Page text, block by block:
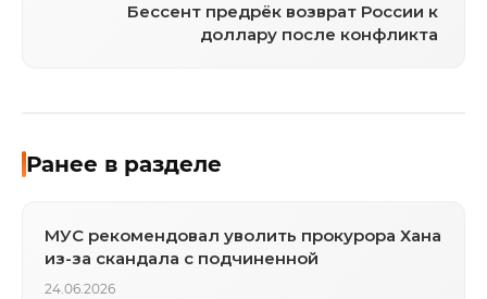
Бессент предрёк возврат России к
доллару после конфликта
Ранее в разделе
МУС рекомендовал уволить прокурора Хана
из-за скандала с подчиненной
24.06.2026